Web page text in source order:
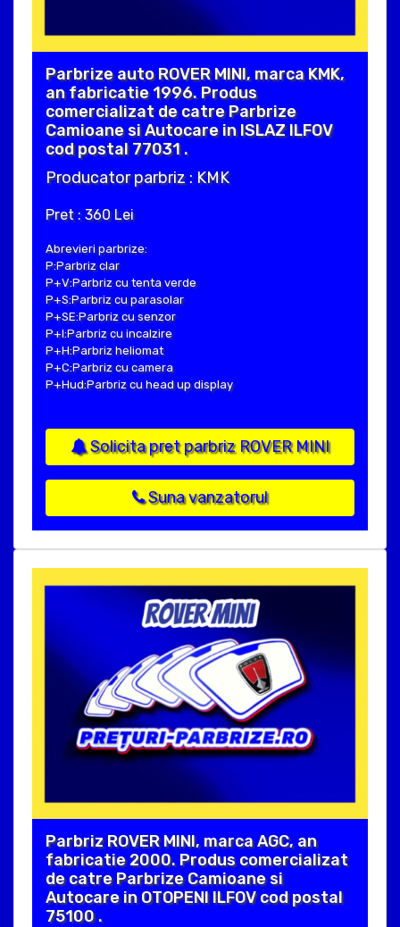
Parbrize auto ROVER MINI, marca KMK,
an fabricatie 1996. Produs
comercializat de catre Parbrize
Camioane si Autocare in ISLAZ ILFOV
cod postal 77031 .
Producator parbriz : KMK
Pret : 360 Lei
Abrevieri parbrize:
P:Parbriz clar
P+V:Parbriz cu tenta verde
P+S:Parbriz cu parasolar
P+SE:Parbriz cu senzor
P+I:Parbriz cu incalzire
P+H:Parbriz heliomat
P+C:Parbriz cu camera
P+Hud:Parbriz cu head up display
Solicita pret parbriz ROVER MINI
Suna vanzatorul
Parbriz ROVER MINI, marca AGC, an
fabricatie 2000. Produs comercializat
de catre Parbrize Camioane si
Autocare in OTOPENI ILFOV cod postal
75100 .